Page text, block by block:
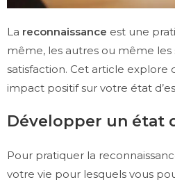
La reconnaissance est une
même, les autres ou même
satisfaction. Cet article explore
impact positif sur votre état
Développer un état
Pour pratiquer la
votre vie pour lesquels vous